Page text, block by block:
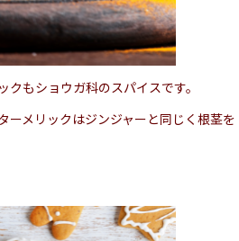
もショウガ科のスパイスです。
ーメリックはジンジャーと同じく根茎を